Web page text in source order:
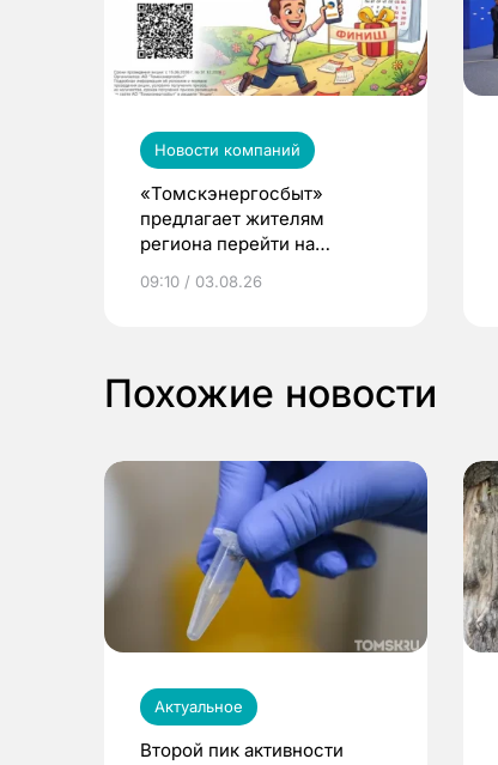
Новости компаний
«Томскэнергосбыт»
предлагает жителям
региона перейти на
выиграть призы
09:10 / 03.08.26
Похожие новости
Актуальное
Второй пик активности